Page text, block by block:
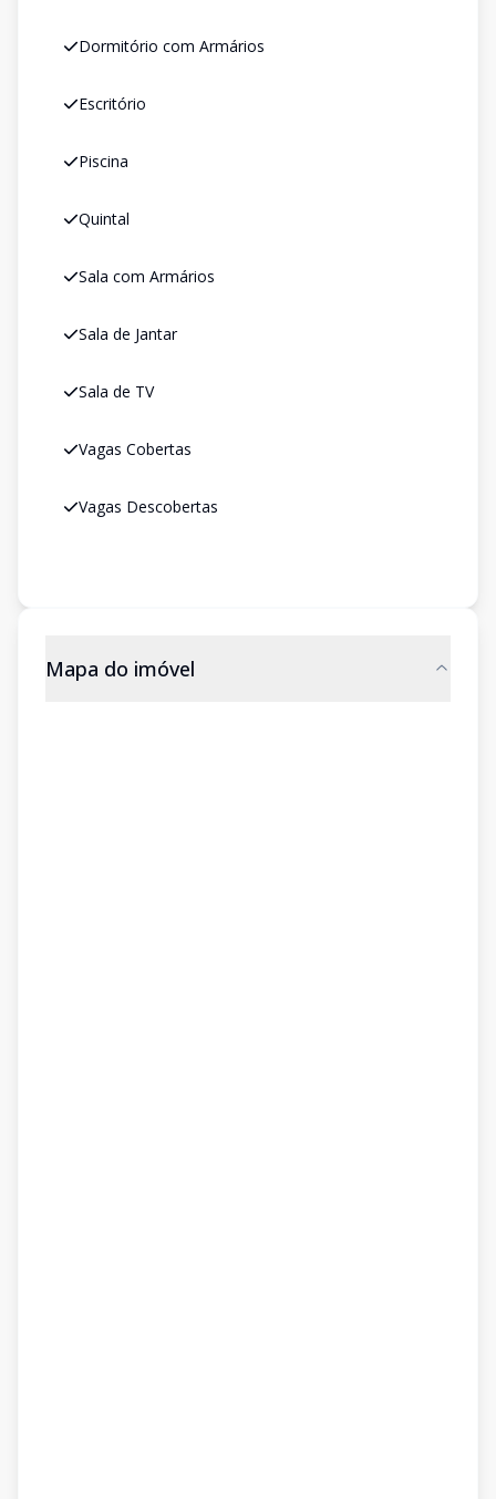
Dormitório com Armários
Escritório
Piscina
Quintal
Sala com Armários
Sala de Jantar
Sala de TV
Vagas Cobertas
Vagas Descobertas
Mapa do imóvel